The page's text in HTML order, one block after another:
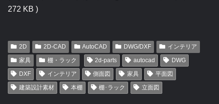
272 KB )
2D 2D-CAD AutoCAD DWG/DXF
インテリア
家具
棚・ラック 2d-parts autocad
DWG
DXF
インテリア 側面図 家具
平面図
建築設計素材
本棚 棚･ラック 立面図